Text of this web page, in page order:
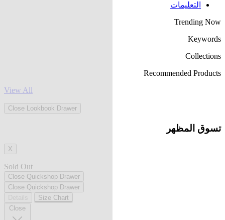
التعليمات
Trending Now
Keywords
Collections
Recommended Products
View All
Close Lookbook Drawer
تسوق المظهر
X
Sold Out
Close Quickshop Drawer
Close Quickshop Drawer
Size Chart
Close